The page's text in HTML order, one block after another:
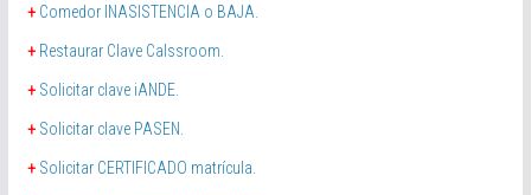
+ Comedor INASISTENCIA o BAJA.
+ Restaurar Clave Calssroom.
+ Solicitar clave iANDE.
+ Solicitar clave PASEN.
+ Solicitar CERTIFICADO matrícula.